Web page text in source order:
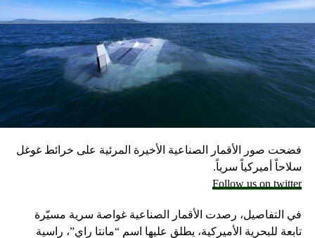
علماً أن الجيش الإسرائيلي يحتفظ بمخزون كبير من الأسلحة
احتياطيا في حال نشوب حرب محتملة مع لبنان، وفق ما أكد
مسؤولون إسرائيليون حاليون وسابقون.
وكانت وزارة الخارجية أرجأت في مايو، فقط تسليم قنابل زنة
2000 رطل و500 رطل إلى إسرائيل بسبب مخاوف بشأن سقوط
ضحايا من المدنيين في مدينة رفح.
إلا أن نتنياهو خرج الأسبوع المضي بتصريحات نارية، ومفاجئة
حول مماطلة أميركا في تسليم تل أبيب أسلحة
ما أثار حفيظة البيت الأبيض الذي وصف تلك التصريحات بالمخيبة
للآمال.
فضحت صور الأقمار الصناعية الأخيرة المرئية على خرائط غوغل
سلاحاً أميركياً سرياً.
Follow us on twitter
في التفاصيل، رصدت الأقمار الصناعية غواصة سرية مسيّرة
تابعة للبحرية الأميركية، يطلق عليها اسم “مانتا راي”، راسية